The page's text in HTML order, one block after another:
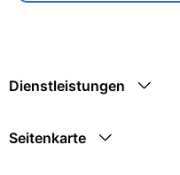
Dienstleistungen
Seitenkarte